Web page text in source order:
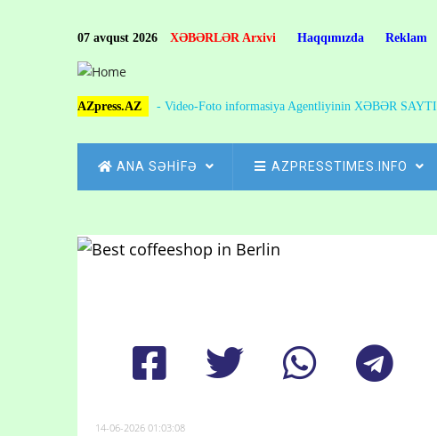
07 avqust 2026 XƏBƏRLƏR Arxivi Haqqımızda Reklam
AZpress.AZ - Video-Foto informasiya Agentliyinin XƏBƏR SAYTI
MAIN
NAVIGATION
ANA SƏHİFƏ AZPRESSTIMES.INFO
Breadcrumb
14-06-2026 01:03:08